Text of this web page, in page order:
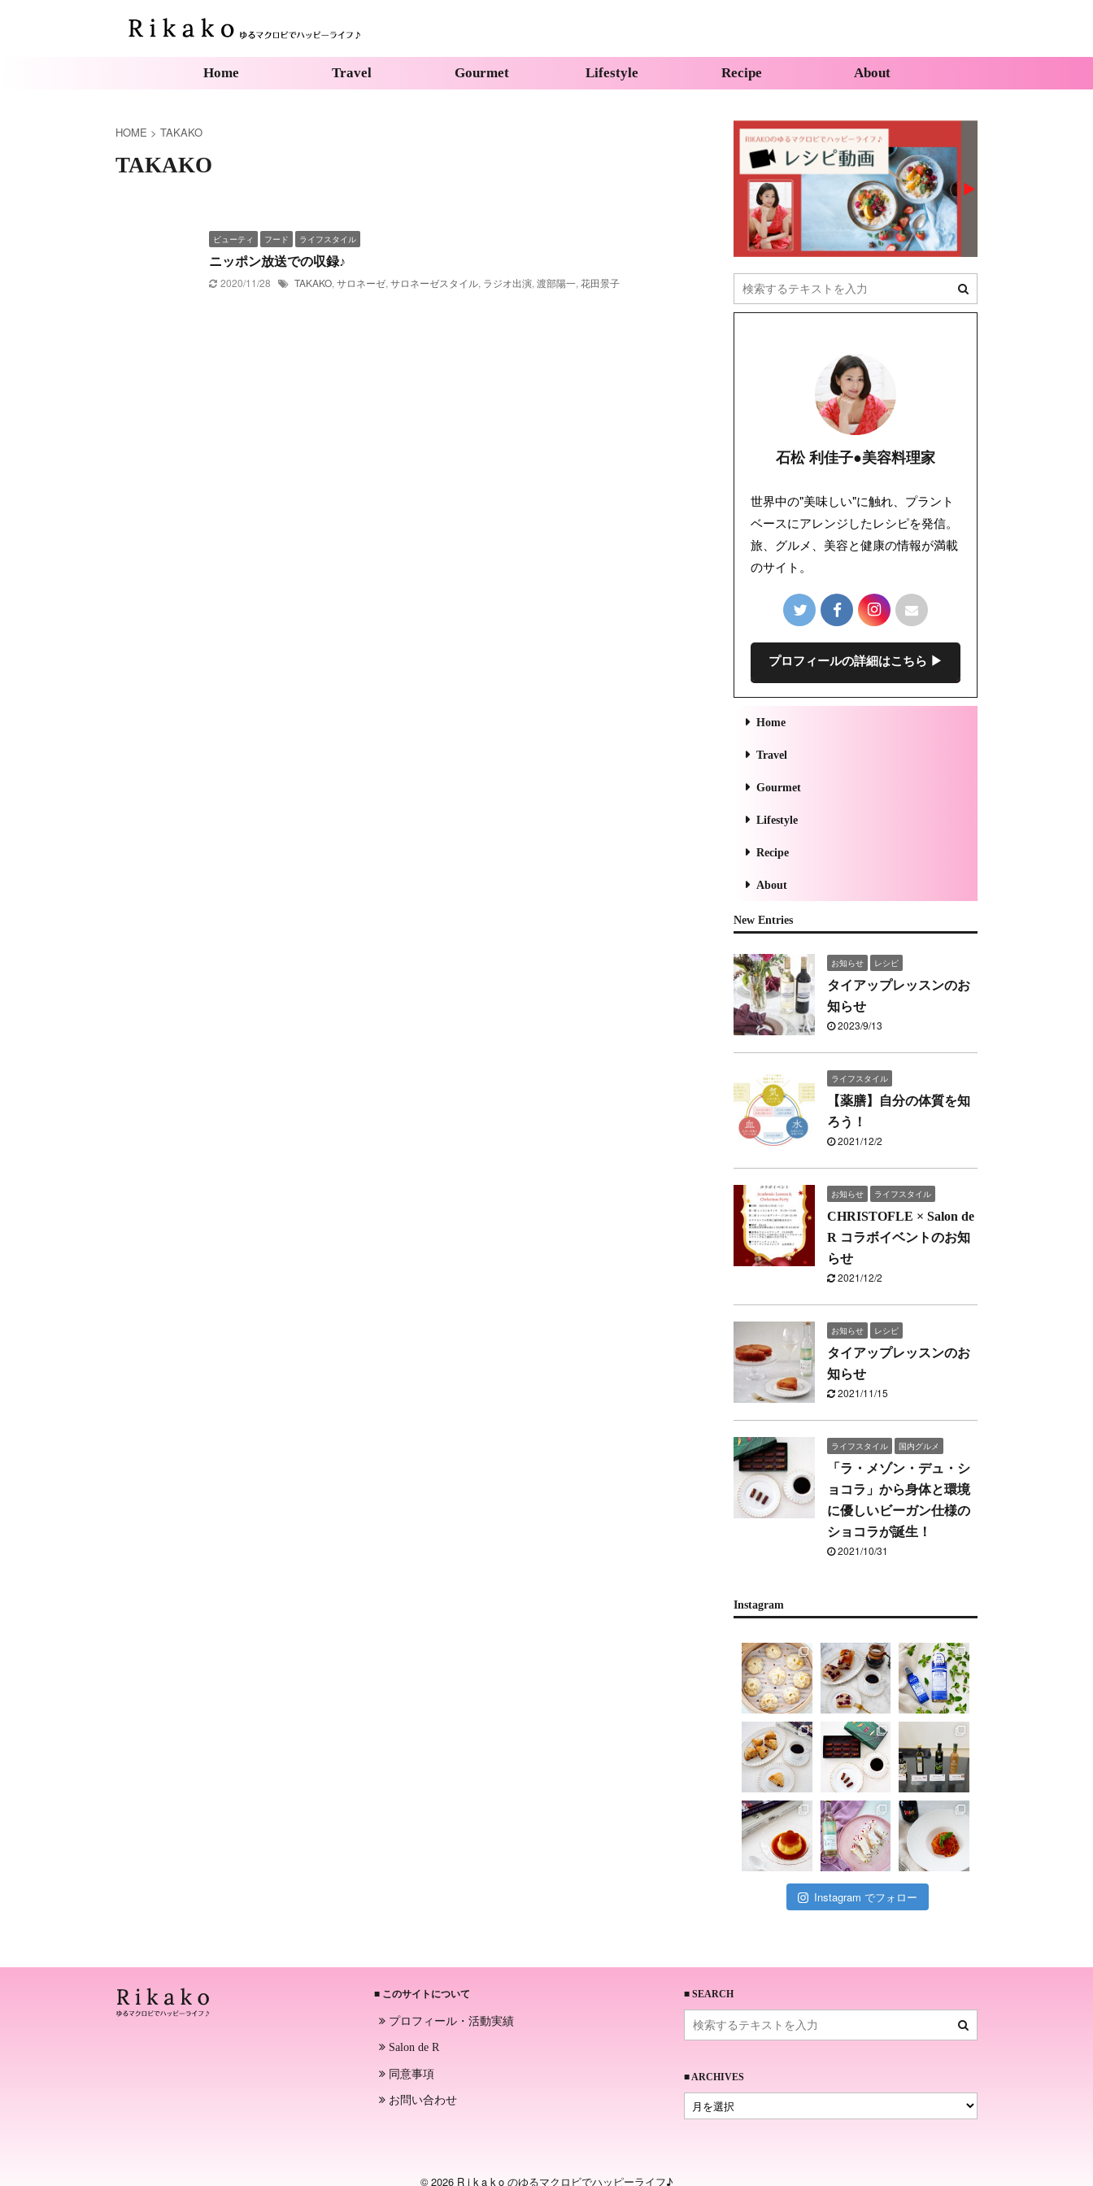
Home Travel Gourmet Lifestyle Recipe About
HOME > TAKAKO
TAKAKO
ビューティ フード ライフスタイル
ニッポン放送での収録♪
2020/11/28
TAKAKO, サロネーゼ, サロネーゼスタイル, ラジオ出演, 渡部陽一, 花田景子
石松 利佳子●美容料理家
世界中の"美味しい"に触れ、プラント
ベースにアレンジしたレシピを発信。
旅、グルメ、美容と健康の情報が満載
のサイト。
プロフィールの詳細はこちら ▶︎
Home
Travel
Gourmet
Lifestyle
Recipe
About
New Entries
お知らせ レシピ
タイアップレッスンのお
知らせ
2023/9/13
ライフスタイル
【薬膳】自分の体質を知
ろう！
2021/12/2
お知らせ ライフスタイル
CHRISTOFLE × Salon de
R コラボイベントのお知
らせ
2021/12/2
お知らせ レシピ
タイアップレッスンのお
知らせ
2021/11/15
ライフスタイル 国内グルメ
「ラ・メゾン・デュ・シ
ョコラ」から身体と環境
に優しいビーガン仕様の
ショコラが誕生！
2021/10/31
Instagram
Instagram でフォロー
■ このサイトについて
プロフィール・活動実績
Salon de R
同意事項
お問い合わせ
■ SEARCH
■ ARCHIVES
© 2026 R i k a k o のゆるマクロビでハッピーライフ♪